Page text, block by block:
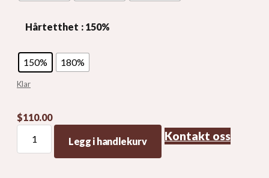
Hårtetthet : 150%
150% 180%
Klar
$110.00
Legg i handlekurv Kontakt oss